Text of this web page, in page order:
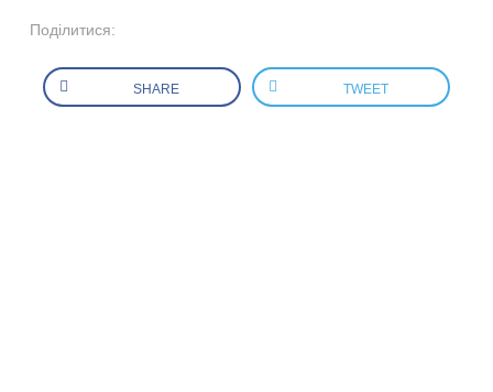
Поділитися:
SHARE TWEET